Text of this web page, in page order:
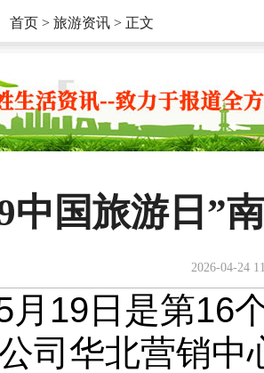
首页 > 旅游资讯 > 正文
中国旅游日”
2026-04-24
月19日是第16
司华北营销